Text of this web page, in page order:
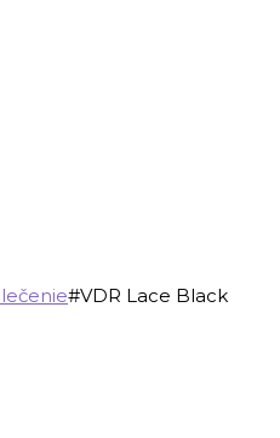
#VDR Lace Black